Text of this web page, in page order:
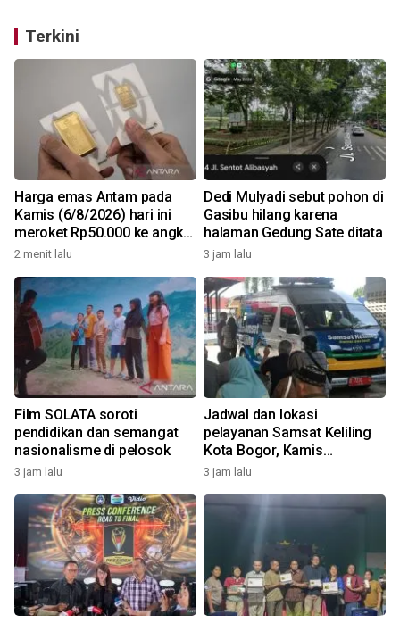
Terkini
Harga emas Antam pada
Kamis (6/8/2026) hari ini
meroket Rp50.000 ke angka
Rp2,679 juta/gr
2 menit lalu
Dedi Mulyadi sebut pohon di
Gasibu hilang karena
halaman Gedung Sate ditata
3 jam lalu
Film SOLATA soroti
pendidikan dan semangat
nasionalisme di pelosok
3 jam lalu
Jadwal dan lokasi
pelayanan Samsat Keliling
Kota Bogor, Kamis
(5/8/2026)
3 jam lalu